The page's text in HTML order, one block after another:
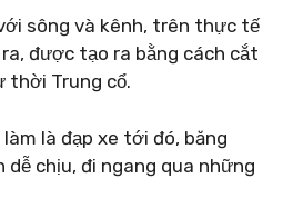
sông và kênh, trên thực tế
được tạo ra bằng cách cắt
thời Trung cổ.
là đạp xe tới đó, băng
dễ chịu, đi ngang qua những